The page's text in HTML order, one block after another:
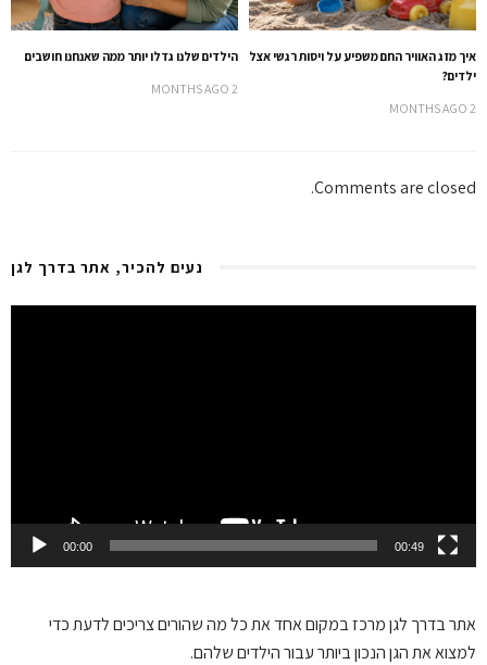
הילדים שלנו גדלו יותר ממה שאנחנו חושבים
2 MONTHS AGO
איך מזג האוויר החם משפיע על ויסות רגשי אצל
ילדים?
2 MONTHS AGO
Comments are closed.
נעים להכיר, אתר בדרך לגן
00:00 00:49
אתר בדרך לגןמרכז במקום אחד את כל מה שהורים צריכים לדעת כדי
למצוא את הגן הנכון ביותר עבור הילדים שלהם.